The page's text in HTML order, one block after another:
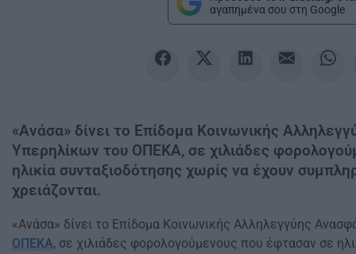
αγαπημένα σου στη Google
«Ανάσα» δίνει το Επίδομα Κοινωνικής
Υπερηλίκων του ΟΠΕΚΑ, σε χιλιάδες
ηλικία συνταξιοδότησης χωρίς να έχουν
χρειάζονται.
«Ανάσα» δίνει το Επίδομα Κοινωνικής Αλληλεγγύης
ΟΠΕΚΑ, σε χιλιάδες φορολογούμενους που έφτασαν σε